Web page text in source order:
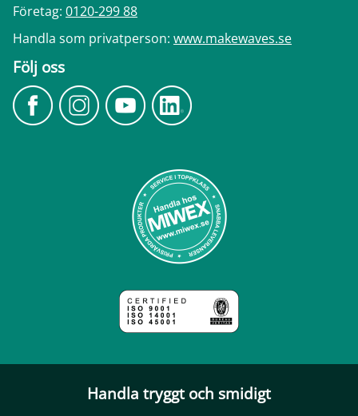
Företag: 0120-299 88
Handla som privatperson: www.makewaves.se
Följ oss
Handla tryggt och smidigt